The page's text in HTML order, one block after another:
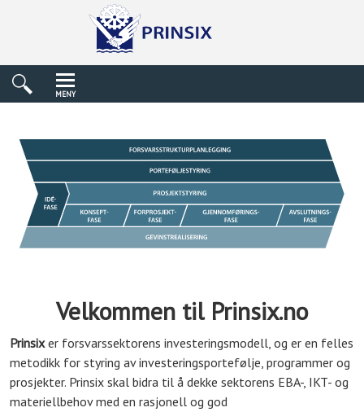
MENY
Velkommen til Prinsix.no
Prinsixer forsvarssektorens investeringsmodell, og er en felles
metodikk for styring av investeringsportefølje, programmer og
prosjekter. Prinsix skal bidra til å dekke sektorens EBA-, IKT- og
materiellbehov med en rasjonell og god